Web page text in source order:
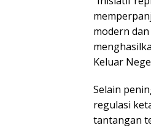
modern
Keluar
Selain
regulasi
tantangan